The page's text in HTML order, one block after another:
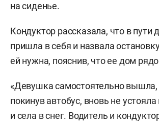
на сиденье.
Кондуктор рассказала, что в пути
пришла в себя и назвала
ей нужна, пояснив, что ее дом
«Девушка самостоятельно вышла,
покинув автобус, вновь не устояла
и села в снег. Водитель и